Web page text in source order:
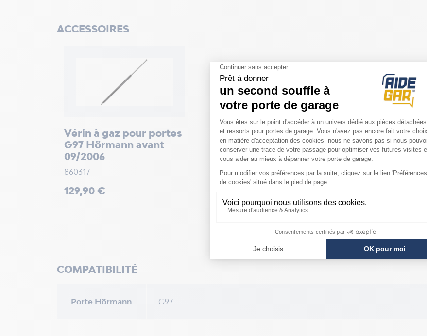
ACCESSOIRES
Vérin à gaz pour portes
G97 Hörmann avant
09/2006
860317
Prix
129,90 €
COMPATIBILITÉ
Porte Hörmann G97